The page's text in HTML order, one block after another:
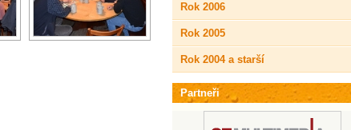
Rok 2006
Rok 2005
Rok 2004 a starší
Partneři